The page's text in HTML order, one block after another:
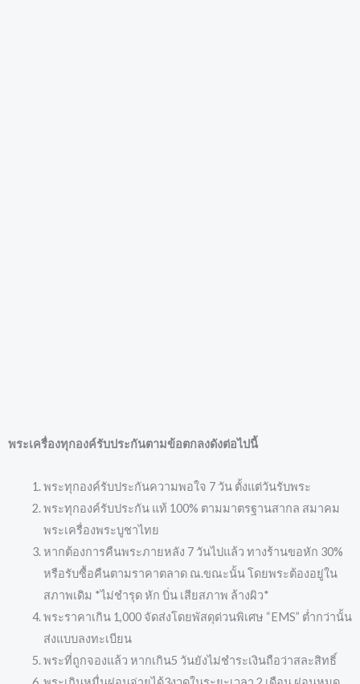
พระเครื่องทุกองค์รับประกันตามข้อตกลงดังต่อไปนี้
พระทุกองค์รับประกันความพอใจ 7 วัน ตั้งแต่วันรับพระ
พระทุกองค์รับประกัน แท้ 100% ตามมาตรฐานสากล สมาคม
พระเครื่องพระบูชาไทย
หากต้องการคืนพระภายหลัง 7 วันไปแล้ว ทางร้านขอหัก 30%
หรือรับซื้อคืนตามราคาตลาด ณ.ขณะนั้น โดยพระต้องอยู่ใน
สภาพเดิม *ไม่ชำรุด หัก บิ่น เสียสภาพ ล้างผิว*
พระราคาเกิน 1,000 จัดส่งโดยพัสดุด่วนพิเศษ “EMS” ต่ำกว่านั้น
ส่งแบบลงทะเบียน
พระที่ถูกจองแล้ว หากเกิน5 วันยังไม่ชำระเงินถือว่าสละสิทธิ์